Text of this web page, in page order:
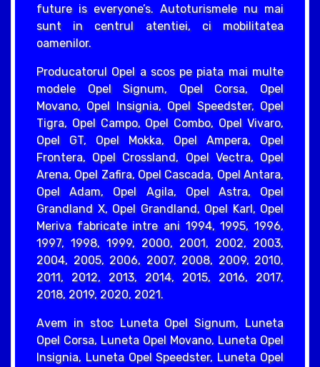
future is everyone’s. Autoturismele nu mai
sunt in centrul atentiei, ci mobilitatea
oamenilor.
Producatorul Opel a scos pe piata mai multe
modele Opel Signum, Opel Corsa, Opel
Movano, Opel Insignia, Opel Speedster, Opel
Tigra, Opel Campo, Opel Combo, Opel Vivaro,
Opel GT, Opel Mokka, Opel Ampera, Opel
Frontera, Opel Crossland, Opel Vectra, Opel
Arena, Opel Zafira, Opel Cascada, Opel Antara,
Opel Adam, Opel Agila, Opel Astra, Opel
Grandland X, Opel Grandland, Opel Karl, Opel
Meriva fabricate intre ani 1994, 1995, 1996,
1997, 1998, 1999, 2000, 2001, 2002, 2003,
2004, 2005, 2006, 2007, 2008, 2009, 2010,
2011, 2012, 2013, 2014, 2015, 2016, 2017,
2018, 2019, 2020, 2021.
Avem in stoc Luneta Opel Signum, Luneta
Opel Corsa, Luneta Opel Movano, Luneta Opel
Insignia, Luneta Opel Speedster, Luneta Opel